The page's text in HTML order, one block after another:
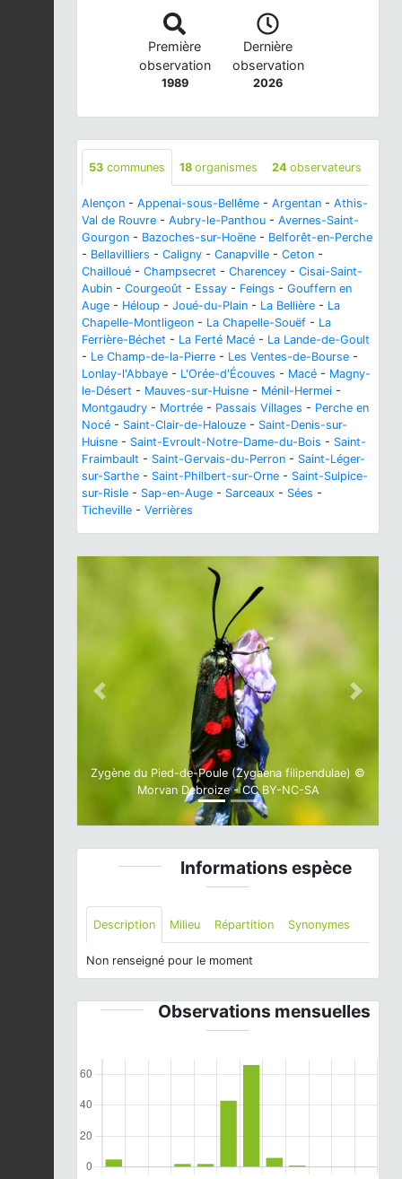
Première
observation
1989
Dernière
observation
2026
53 communes 18 organismes 24 observateurs
Alençon - Appenai-sous-Bellême - Argentan - Athis-
Val de Rouvre - Aubry-le-Panthou - Avernes-Saint-
Gourgon - Bazoches-sur-Hoëne - Belforêt-en-Perche
- Bellavilliers - Caligny - Canapville - Ceton -
Chailloué - Champsecret - Charencey - Cisai-Saint-
Aubin - Courgeoût - Essay - Feings - Gouffern en
Auge - Héloup - Joué-du-Plain - La Bellière - La
Chapelle-Montligeon - La Chapelle-Souëf - La
Ferrière-Béchet - La Ferté Macé - La Lande-de-Goult
- Le Champ-de-la-Pierre - Les Ventes-de-Bourse -
Lonlay-l'Abbaye - L'Orée-d'Écouves - Macé - Magny-
le-Désert - Mauves-sur-Huisne - Ménil-Hermei -
Montgaudry - Mortrée - Passais Villages - Perche en
Nocé - Saint-Clair-de-Halouze - Saint-Denis-sur-
Huisne - Saint-Evroult-Notre-Dame-du-Bois - Saint-
Fraimbault - Saint-Gervais-du-Perron - Saint-Léger-
sur-Sarthe - Saint-Philbert-sur-Orne - Saint-Sulpice-
sur-Risle - Sap-en-Auge - Sarceaux - Sées -
Ticheville - Verrières
Zygène du Pied-de-Poule (Zygaena filipendulae) ©
Morvan Debroize - CC BY-NC-SA
Previous Next
Informations espèce
Description Milieu Répartition Synonymes
Non renseigné pour le moment
Observations mensuelles